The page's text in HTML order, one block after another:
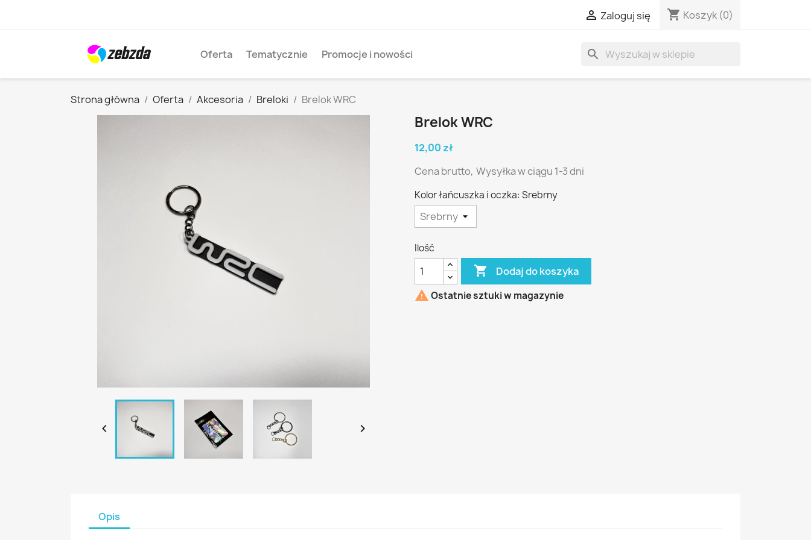
 Zaloguj się shopping_cart Koszyk (0)
Oferta Tematycznie Promocje i nowości search
Strona główna Oferta Akcesoria Breloki Brelok WRC
 
Brelok WRC
12,00 zł
Cena brutto, Wysyłka w ciągu 1-3 dni
Kolor łańcuszka i oczka: Srebrny
Ilość
 Dodaj do koszyka
 Ostatnie sztuki w magazynie
Opis